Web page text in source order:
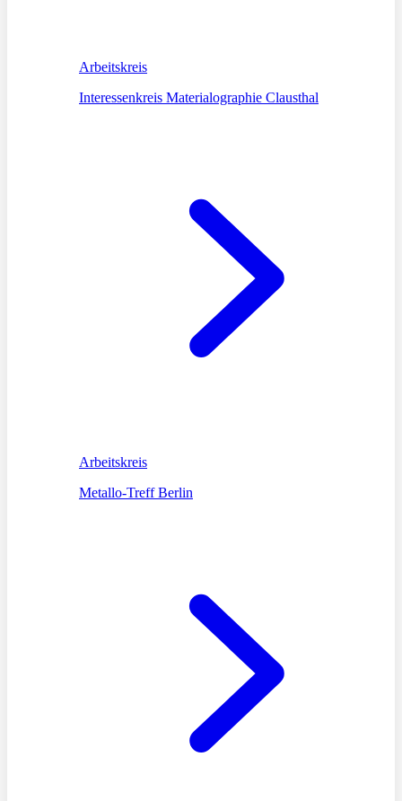
Arbeitskreis
Interessenkreis Materialographie Clausthal
Arbeitskreis
Metallo-Treff Berlin